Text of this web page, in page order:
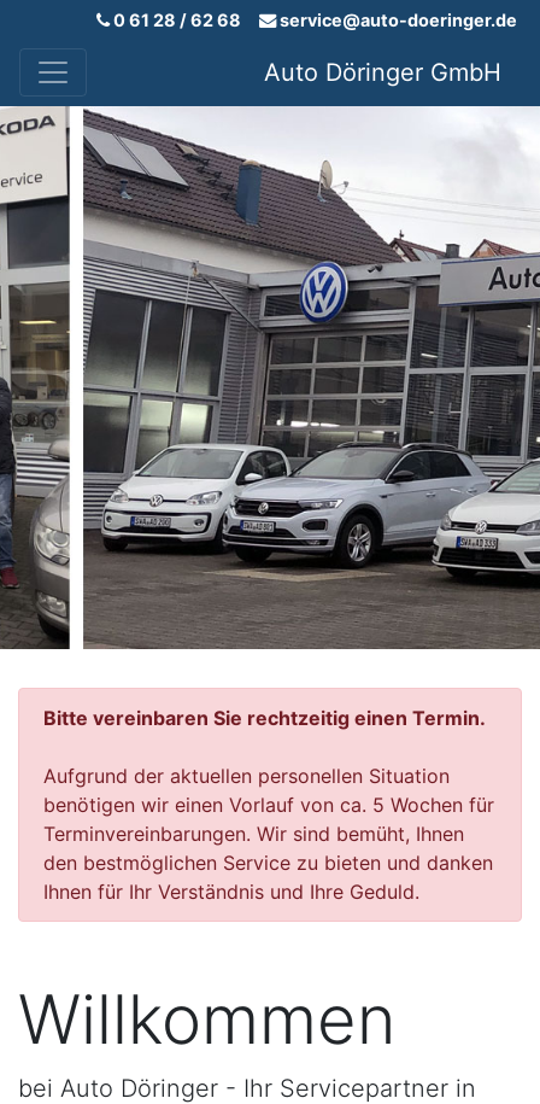
0 61 28 / 62 68 service@auto-doeringer.de
Auto Döringer GmbH
Bitte vereinbaren Sie rechtzeitig einen Termin.
Aufgrund der aktuellen personellen Situation
benötigen wir einen Vorlauf von ca. 5 Wochen für
Terminvereinbarungen. Wir sind bemüht, Ihnen
den bestmöglichen Service zu bieten und danken
Ihnen für Ihr Verständnis und Ihre Geduld.
Willkommen
bei Auto Döringer - Ihr Servicepartner in